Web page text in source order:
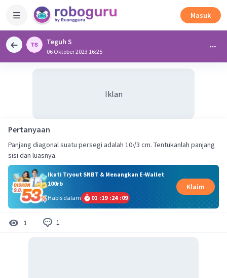
Masuk
Teguh S
06 Oktober 2023 16:25
Iklan
Pertanyaan
Panjang diagonal suatu persegi adalah 10√3 cm. Tentukanlah panjang
sisi dan luasnya.
Ikuti Tryout SNBT & Menangkan E-Wallet
100rb
Habis dalam
01 :19 :24 :08
Klaim
1 1